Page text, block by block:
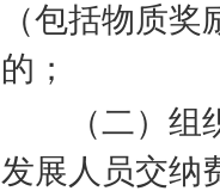
（包括物质
的；
（二）组织
发展人员交纳